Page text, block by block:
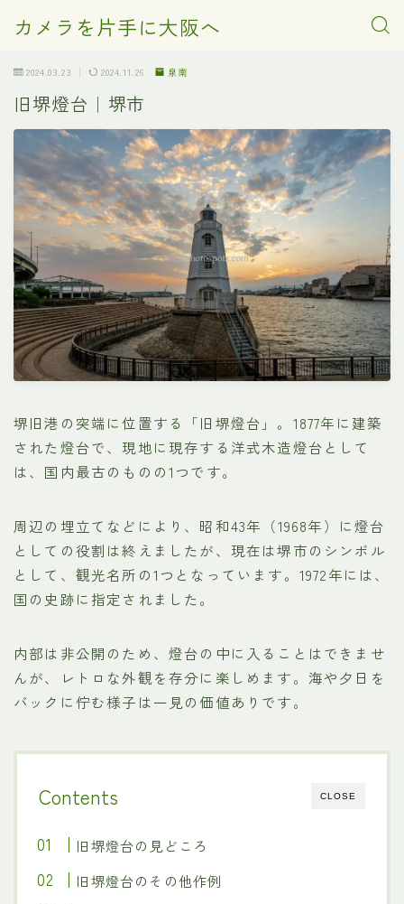
カメラを片手に大阪へ
2024.03.23 2024.11.26 泉南
旧堺燈台｜堺市
堺旧港の突端に位置する「旧堺燈台」。1877年に建築
された燈台で、現地に現存する洋式木造燈台として
は、国内最古のものの1つです。
周辺の埋立てなどにより、昭和43年（1968年）に燈台
としての役割は終えましたが、現在は堺市のシンボル
として、観光名所の1つとなっています。1972年には、
国の史跡に指定されました。
内部は非公開のため、燈台の中に入ることはできませ
んが、レトロな外観を存分に楽しめます。海や夕日を
バックに佇む様子は一見の価値ありです。
CLOSE
Contents
旧堺燈台の見どころ
旧堺燈台のその他作例